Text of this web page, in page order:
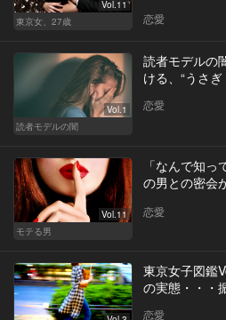
Vol.11
東京女、27歳
恋愛
Vol.1
読者モデルの闇
読者モデルの
ける、“うさ
恋愛
Vol.11
モテる男
「なんで知
の男との密会
恋愛
東京女子図鑑
の実態・・・
恋愛